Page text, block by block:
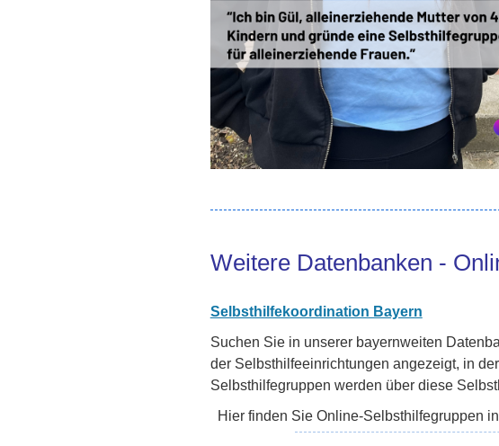
Weitere Datenbanken -
Selbsthilfekoordination Bayern
Suchen Sie in unserer bayernweiten
der Selbsthilfeeinrichtungen angezeigt, in
Selbsthilfegruppen werden über diese
Hier finden Sie Online-Selbsthilfegruppen